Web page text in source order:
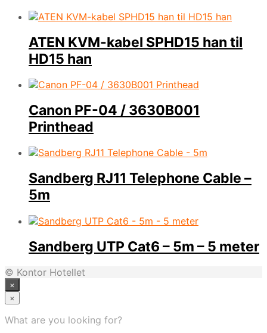
ATEN KVM-kabel SPHD15 han til
HD15 han
Canon PF-04 / 3630B001
Printhead
Sandberg RJ11 Telephone Cable –
5m
Sandberg UTP Cat6 – 5m – 5 meter
© Kontor Hotellet
×
×
What are you looking for?